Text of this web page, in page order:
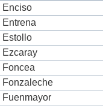
Enciso
Entrena
Estollo
Ezcaray
Foncea
Fonzaleche
Fuenmayor